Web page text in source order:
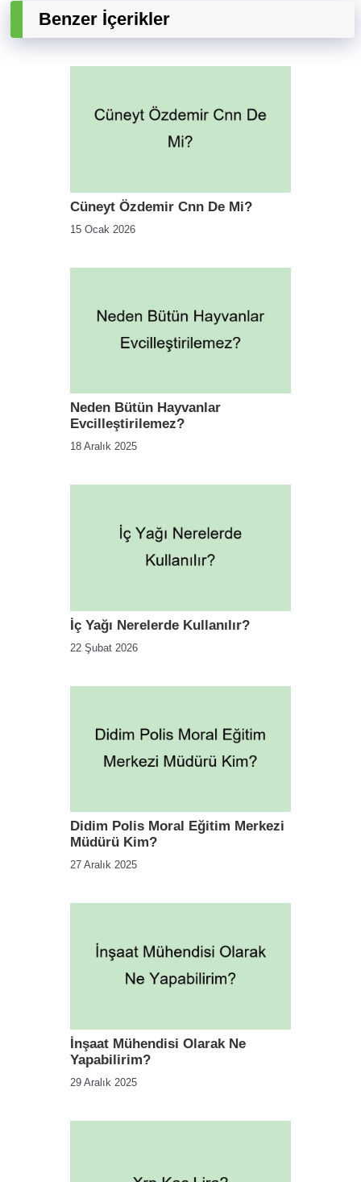
Benzer İçerikler
Cüneyt Özdemir Cnn De Mi?
15 Ocak 2026
Neden Bütün Hayvanlar
Evcilleştirilemez?
18 Aralık 2025
İç Yağı Nerelerde Kullanılır?
22 Şubat 2026
Didim Polis Moral Eğitim Merkezi
Müdürü Kim?
27 Aralık 2025
İnşaat Mühendisi Olarak Ne
Yapabilirim?
29 Aralık 2025